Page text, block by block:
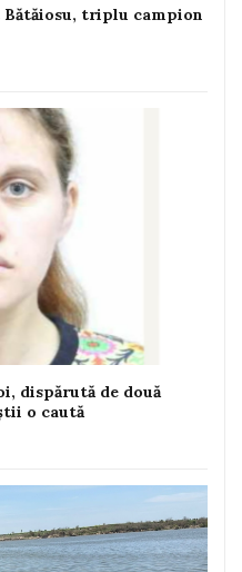
triplu campion
dispărută de două
o caută